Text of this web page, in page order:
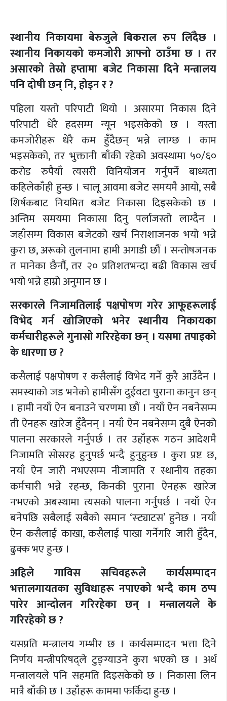
स्थानीय निकायमा बेरुजुले बिकराल रुप लिँदैछ ।
स्थानीय निकायको कमजोरी आफ्नो ठाउँमा छ । तर
असारको तेस्रो हप्तामा बजेट निकासा दिने मन्त्रालय
पनि दोषी छन् नि, होइन र ?
पहिला यस्तो परिपाटी थियो । असारमा निकास दिने
परिपाटी धेरै हदसम्म न्यून भइसकेको छ । यस्ता
कमजोरीहरू धेरै कम हुँदैछन् भन्ने लाग्छ । काम
भइसकेको, तर भुक्तानी बाँकी रहेको अवस्थामा ५०/६०
करोड रुपैयाँ त्यसरी विनियोजन गर्नुपर्ने बाध्यता
कहिलेकाँही हुन्छ । चालू आवमा बजेट समयमै आयो, सबै
शिर्षकबाट नियमित बजेट निकासा दिइसकेको छ ।
अन्तिम समयमा निकासा दिनु पर्लाजस्तो लाग्दैन ।
जहाँसम्म विकास बजेटको खर्च निराशाजनक भयो भन्ने
कुरा छ, अरूको तुलनामा हामी अगाडी छौं । सन्तोषजनक
त मानेका छैनौं, तर २० प्रतिशतभन्दा बढी विकास खर्च
भयो भन्ने हाम्रो अनुमान छ ।
सरकारले निजामतिलाई पक्षपोषण गरेर आफूहरूलाई
विभेद गर्न खोजिएको भनेर स्थानीय निकायका
कर्मचारीहरूले गुनासो गरिरहेका छन् । यसमा तपाइको
के धारणा छ ?
कसैलाई पक्षपोषण र कसैलाई विभेद गर्ने कुरै आउँदैन ।
समस्याको जड भनेको हामीसँग दुईवटा पुराना कानुन छन्
। हामी नयाँ ऐन बनाउने चरणमा छौं । नयाँ ऐन नबनेसम्म
ती ऐनहरू खारेज हुँदैनन् । नयाँ ऐन नबनेसम्म दुबै ऐनको
पालना सरकारले गर्नुपर्छ । तर उहाँहरू गठन आदेशमै
निजामति सोसरह हुनुपर्छ भन्दै हुनुहुन्छ । कुरा प्रष्ट छ,
नयाँ ऐन जारी नभएसम्म नीजामति र स्थानीय तहका
कर्मचारी भन्ने रहन्छ, किनकी पुराना ऐनहरू खारेज
नभएको अबस्थामा त्यसको पालना गर्नुपर्छ । नयाँ ऐन
बनेपछि सबैलाई सबैको समान ‘स्ट्याटस’ हुनेछ । नयाँ
ऐन कसैलाई काखा, कसैलाई पाखा गर्नेगरि जारी हुँदैन,
ढुक्क भए हुन्छ ।
अहिले गाविस सचिवहरूले कार्यसम्पादन
भत्तालगायतका सुविधाहरू नपाएको भन्दै काम ठप्प
पारेर आन्दोलन गरिरहेका छन् । मन्त्रालयले के
गरिरहेको छ ?
यसप्रति मन्त्रालय गम्भीर छ । कार्यसम्पादन भत्ता दिने
निर्णय मन्त्रीपरिषद्ले टुङ्ग्याउने कुरा भएको छ । अर्थ
मन्त्रालयले पनि सहमति दिइसकेको छ । निकासा लिन
मात्रै बाँकी छ । उहाँहरू काममा फर्किदा हुन्छ ।